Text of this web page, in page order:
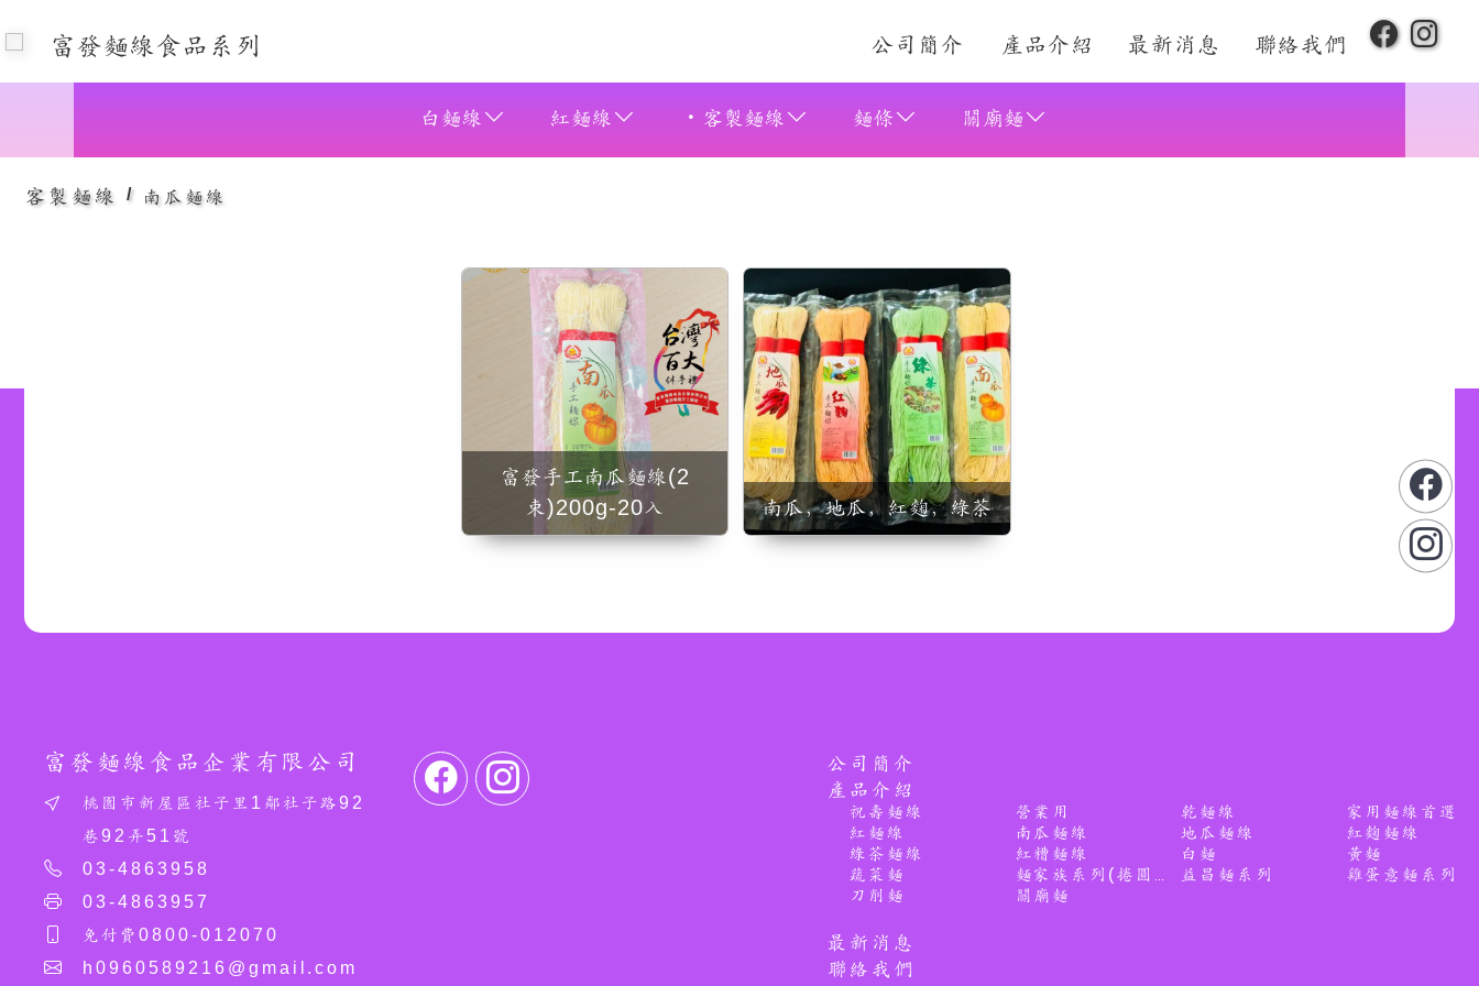
富發麵線食品系列 公司簡介 產品介紹 最新消息 聯絡我們
白麵線 紅麵線 客製麵線 麵條 關廟麵
客製麵線 / 南瓜麵線
麵粉、南瓜、食鹽、水、
富發手工南瓜麵線(2
束)200g-20入
南瓜，地瓜，紅麴，綠茶
南瓜，地瓜，紅麴，綠茶
富發麵線食品企業有限公司
桃園市新屋區社子里1鄰社子路92
巷92弄51號
03-4863958
03-4863957
免付費0800-012070
h0960589216@gmail.com
公司簡介
產品介紹
祝壽麵線 營業用 乾麵線
家用麵線首選
紅麵線
南瓜麵線 地瓜麵線
紅麴麵線
綠茶麵線
紅糟麵線 白麵
黃麵
蔬菜麵
益昌麵系列
雞蛋意麵系列
刀削麵
關廟麵
最新消息
聯絡我們